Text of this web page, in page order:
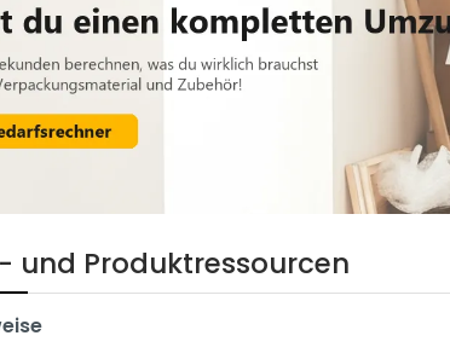
und Produktressourcen